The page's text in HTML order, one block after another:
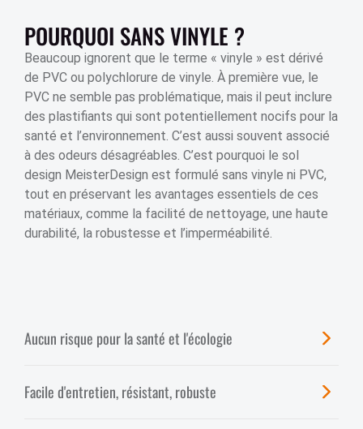
POURQUOI SANS VINYLE ?
Beaucoup ignorent que le terme « vinyle » est dérivé
de PVC ou polychlorure de vinyle. À première vue, le
PVC ne semble pas problématique, mais il peut inclure
des plastifiants qui sont potentiellement nocifs pour la
santé et l’environnement. C’est aussi souvent associé
à des odeurs désagréables. C’est pourquoi le sol
design MeisterDesign est formulé sans vinyle ni PVC,
tout en préservant les avantages essentiels de ces
matériaux, comme la facilité de nettoyage, une haute
durabilité, la robustesse et l’imperméabilité.
Aucun risque pour la santé et l'écologie
Facile d'entretien, résistant, robuste